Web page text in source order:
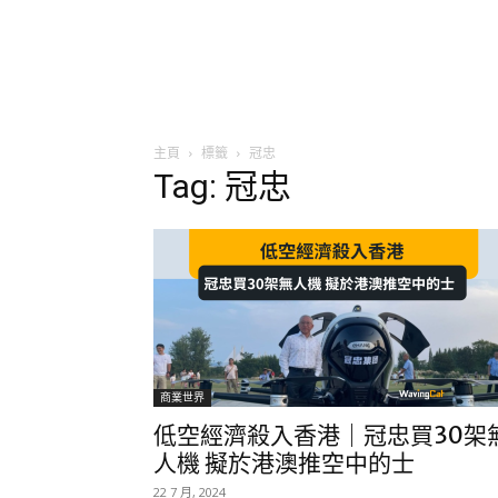
主頁 標籤 冠忠
Tag: 冠忠
商業世界
低空經濟殺入香港｜冠忠買30架
人機 擬於港澳推空中的士
22 7 月, 2024